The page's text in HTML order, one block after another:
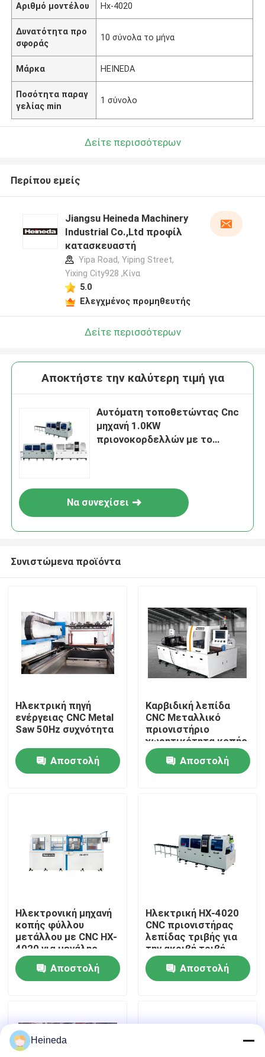
Σπίτι
Προϊόντα
Ποιοτικός έλεγχος
Ειδήσεις
Ζητήστε ένα απόσπασμα
CNC πριόνια ζωνών
Αριθμό μοντέλου Hx-4020
Δυνατότητα προ
σφοράς
10 σύνολα το μήνα
Μάρκα HEINEDA
Ποσότητα παραγ
γελίας min
1 σύνολο
Δείτε περισσότερων
Περίπου εμείς
Jiangsu Heineda Machinery
Industrial Co.,Ltd προφίλ
κατασκευαστή
Yipa Road, Yiping Street,
Yixing City928 ,Κίνα
5.0
Ελεγχμένος προμηθευτής
Δείτε περισσότερων
Αποκτήστε την καλύτερη τιμή για
Αυτόματη τοποθετώντας Cnc
μηχανή 1.0KW
πριονοκορδελλών με το
Να συνεχίσει
Συνιστώμενα προϊόντα
Ηλεκτρική πηγή
ενέργειας CNC Metal
Saw 50Hz συχνότητα
Αποστολή
Καρβιδική λεπίδα
CNC Μεταλλικό
πριονιστήριο
χωρητικότητα κοπής
90 βαθμούς 4 ίντσες
υψηλή ταχύτητα
κοπής
Αποστολή
Ηλεκτρονική μηχανή
κοπής φύλλου
μετάλλου με CNC HX-
4020 για μεγάλης
κλίμακας παραγωγή
Αποστολή
Ηλεκτρική HX-4020
CNC πριονιστήρας
λεπίδας τριβής για
την ακριβή τριβή
Αποστολή
Heineda